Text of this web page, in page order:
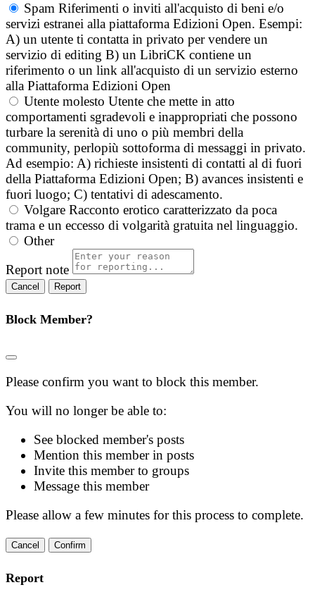
Spam Riferimenti o inviti all'acquisto di beni e/o
servizi estranei alla piattaforma Edizioni Open. Esempi:
A) un utente ti contatta in privato per vendere un
servizio di editing B) un LibriCK contiene un
riferimento o un link all'acquisto di un servizio esterno
alla Piattaforma Edizioni Open
Utente molesto Utente che mette in atto
comportamenti sgradevoli e inappropriati che possono
turbare la serenità di uno o più membri della
community, perlopiù sottoforma di messaggi in privato.
Ad esempio: A) richieste insistenti di contatti al di fuori
della Piattaforma Edizioni Open; B) avances insistenti e
fuori luogo; C) tentativi di adescamento.
Volgare Racconto erotico caratterizzato da poca
trama e un eccesso di volgarità gratuita nel linguaggio.
Other
Report note
Report
Block Member?
Please confirm you want to block this member.
You will no longer be able to:
See blocked member's posts
Mention this member in posts
Invite this member to groups
Message this member
Please allow a few minutes for this process to complete.
Confirm
Report